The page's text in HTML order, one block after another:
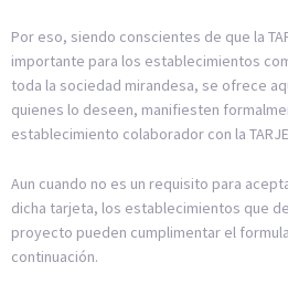
Por eso, siendo conscientes de que la
importante para los establecimientos
toda la sociedad mirandesa, se ofrece
quienes lo deseen, manifiesten
establecimiento colaborador con la
Aun cuando no es un requisito para
dicha tarjeta, los establecimientos que
proyecto pueden cumplimentar el
continuación.